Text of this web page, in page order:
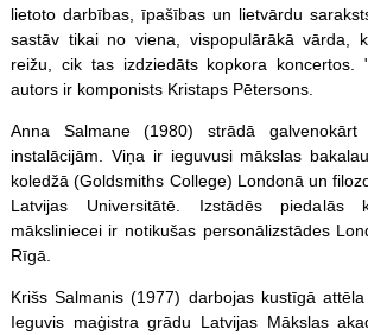
lietoto darbības, īpašības un lietvārdu
sastāv tikai no viena, vispopulārākā vārda,
reižu, cik tas izdziedāts kopkora koncertos.
autors ir komponists Kristaps Pētersons.
Anna Salmane (1980) strādā
instalācijām. Viņa ir ieguvusi mākslas
koledžā (Goldsmiths College) Londonā un
Latvijas Universitātē. Izstādēs piedalās
māksliniecei ir notikušas personālizstādes
Rīgā.
Krišs Salmanis (1977) darbojas kustīgā
Ieguvis maģistra grādu Latvijas Mākslas